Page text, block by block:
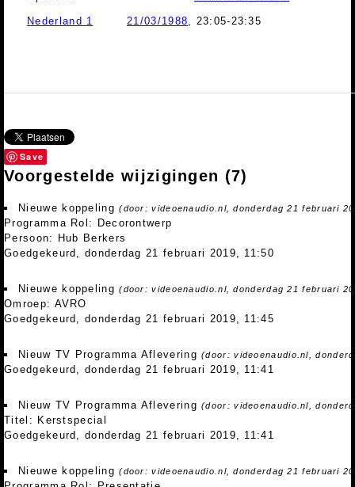
Nederland 1 21/03/1988, 23:05-23:35
Save
Voorgestelde wijzigingen (7)
Nieuwe koppeling(door: videoenaudio.nl, donderdag 21 februari
Programma Rol: Decorontwerp
Persoon: Hub Berkers
Goedgekeurd, donderdag 21 februari 2019, 11:50
Nieuwe koppeling(door: videoenaudio.nl, donderdag 21 februari
Omroep: AVRO
Goedgekeurd, donderdag 21 februari 2019, 11:45
Nieuw TV Programma Aflevering(door: videoenaudio.nl,
Goedgekeurd, donderdag 21 februari 2019, 11:41
Nieuw TV Programma Aflevering(door: videoenaudio.nl,
Titel: Kerstspecial
Goedgekeurd, donderdag 21 februari 2019, 11:41
Nieuwe koppeling(door: videoenaudio.nl, donderdag 21 februari